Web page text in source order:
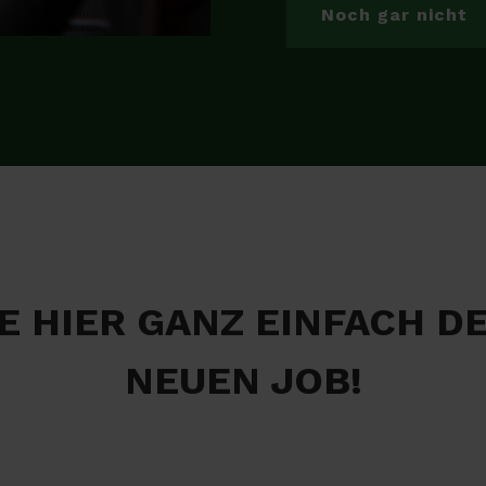
Noch gar nicht
HIER GANZ EINFACH
NEUEN JOB!